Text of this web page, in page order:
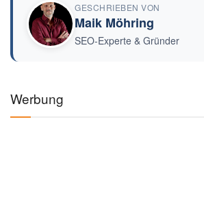
GESCHRIEBEN VON
Maik Möhring
SEO-Experte & Gründer
Werbung